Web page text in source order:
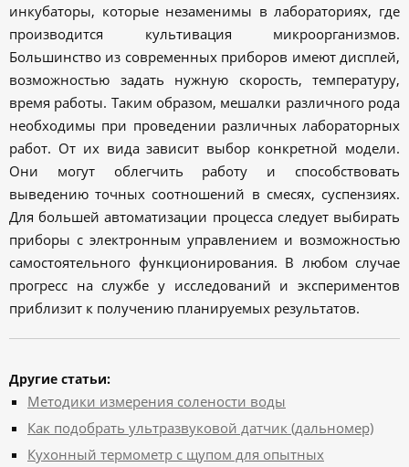
инкубаторы, которые незаменимы в лабораториях, где
производится культивация микроорганизмов.
Большинство из современных приборов имеют дисплей,
возможностью задать нужную скорость, температуру,
время работы. Таким образом, мешалки различного рода
необходимы при проведении различных лабораторных
работ. От их вида зависит выбор конкретной модели.
Они могут облегчить работу и способствовать
выведению точных соотношений в смесях, суспензиях.
Для большей автоматизации процесса следует выбирать
приборы с электронным управлением и возможностью
самостоятельного функционирования. В любом случае
прогресс на службе у исследований и экспериментов
приблизит к получению планируемых результатов.
Другие статьи:
Методики измерения солености воды
Как подобрать ультразвуковой датчик (дальномер)
Кухонный термометр с щупом для опытных